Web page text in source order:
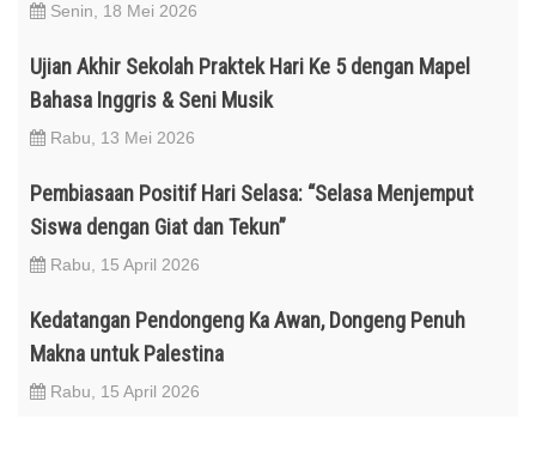
Senin, 18 Mei 2026
Ujian Akhir Sekolah Praktek Hari Ke 5 dengan Mapel
Bahasa Inggris & Seni Musik
Rabu, 13 Mei 2026
Pembiasaan Positif Hari Selasa: “Selasa Menjemput
Siswa dengan Giat dan Tekun”
Rabu, 15 April 2026
Kedatangan Pendongeng Ka Awan, Dongeng Penuh
Makna untuk Palestina
Rabu, 15 April 2026